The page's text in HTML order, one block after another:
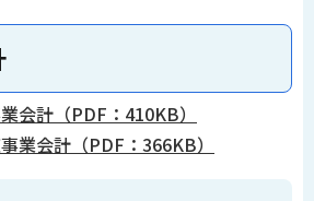
会計（PDF：410KB）
業会計（PDF：366KB）